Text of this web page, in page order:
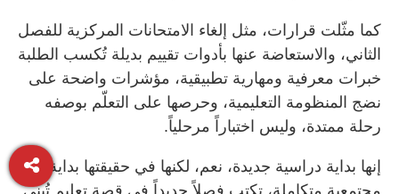
كما مثّلت قرارات، مثل إلغاء الامتحانات المركزية للفصل
الثاني، والاستعاضة عنها بأدوات تقييم بديلة تُكسب الطلبة
خبرات معرفية ومهارية تطبيقية، مؤشرات واضحة على
نضج المنظومة التعليمية، وحرصها على التعلّم بوصفه
رحلة ممتدة، وليس اختباراً مرحلياً.
إنها بداية دراسية جديدة، نعم، لكنها في حقيقتها بداية
مجتمعية متكاملة، تكتب فصلاً جديداً في قصة تعليم تُبنى